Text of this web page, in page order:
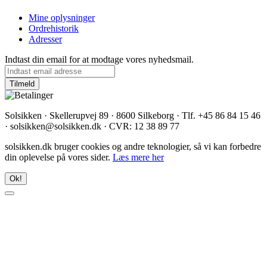
Mine oplysninger
Ordrehistorik
Adresser
Indtast din email for at modtage vores nyhedsmail.
Solsikken · Skellerupvej 89 · 8600 Silkeborg · Tlf. +45 86 84 15 46
· solsikken@solsikken.dk · CVR: 12 38 89 77
solsikken.dk bruger cookies og andre teknologier, så vi kan forbedre
din oplevelse på vores sider. Læs mere her
Ok!